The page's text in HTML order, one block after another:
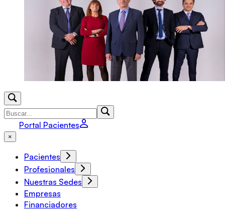
Portal Pacientes
×
Pacientes
Profesionales
Nuestras Sedes
Empresas
Financiadores